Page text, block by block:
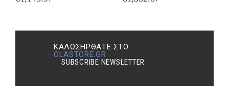
ΚΑΛΩΣΉΡΘΑΤΕ ΣΤΟ
OLASTORE.GR
SUBSCRIBE NEWSLETTER